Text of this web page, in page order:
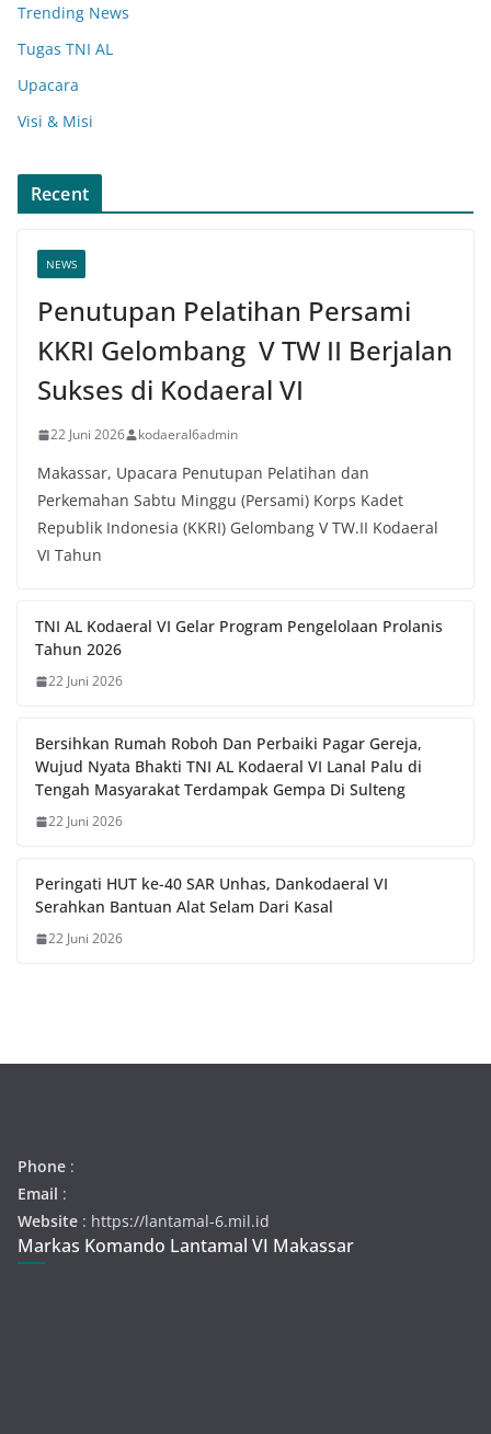
Trending News
Tugas TNI AL
Upacara
Visi & Misi
Recent
NEWS
Penutupan Pelatihan Persami
KKRI Gelombang V TW II Berjalan
Sukses di Kodaeral VI
22 Juni 2026 kodaeral6admin
Makassar, Upacara Penutupan Pelatihan dan
Perkemahan Sabtu Minggu (Persami) Korps Kadet
Republik Indonesia (KKRI) Gelombang V TW.II Kodaeral
VI Tahun
TNI AL Kodaeral VI Gelar Program Pengelolaan Prolanis
Tahun 2026
22 Juni 2026
Bersihkan Rumah Roboh Dan Perbaiki Pagar Gereja,
Wujud Nyata Bhakti TNI AL Kodaeral VI Lanal Palu di
Tengah Masyarakat Terdampak Gempa Di Sulteng
22 Juni 2026
Peringati HUT ke-40 SAR Unhas, Dankodaeral VI
Serahkan Bantuan Alat Selam Dari Kasal
22 Juni 2026
Phone :
Email :
Website : https://lantamal-6.mil.id
Markas Komando Lantamal VI Makassar